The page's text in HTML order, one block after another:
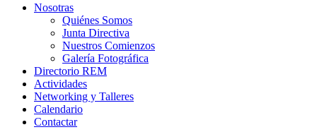
Nosotras
Quiénes Somos
Junta Directiva
Nuestros Comienzos
Galería Fotográfica
Directorio REM
Actividades
Networking y Talleres
Calendario
Contactar